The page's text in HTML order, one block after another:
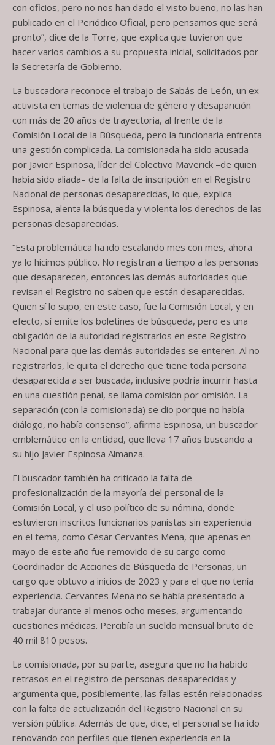
con oficios, pero no nos han dado el visto bueno, no las han
publicado en el Periódico Oficial, pero pensamos que será
pronto”, dice de la Torre, que explica que tuvieron que
hacer varios cambios a su propuesta inicial, solicitados por
la Secretaría de Gobierno.
La buscadora reconoce el trabajo de Sabás de León, un ex
activista en temas de violencia de género y desaparición
con más de 20 años de trayectoria, al frente de la
Comisión Local de la Búsqueda, pero la funcionaria enfrenta
una gestión complicada. La comisionada ha sido acusada
por Javier Espinosa, líder del Colectivo Maverick –de quien
había sido aliada– de la falta de inscripción en el Registro
Nacional de personas desaparecidas, lo que, explica
Espinosa, alenta la búsqueda y violenta los derechos de las
personas desaparecidas.
“Esta problemática ha ido escalando mes con mes, ahora
ya lo hicimos público. No registran a tiempo a las personas
que desaparecen, entonces las demás autoridades que
revisan el Registro no saben que están desaparecidas.
Quien sí lo supo, en este caso, fue la Comisión Local, y en
efecto, sí emite los boletines de búsqueda, pero es una
obligación de la autoridad registrarlos en este Registro
Nacional para que las demás autoridades se enteren. Al no
registrarlos, le quita el derecho que tiene toda persona
desaparecida a ser buscada, inclusive podría incurrir hasta
en una cuestión penal, se llama comisión por omisión. La
separación (con la comisionada) se dio porque no había
diálogo, no había consenso”, afirma Espinosa, un buscador
emblemático en la entidad, que lleva 17 años buscando a
su hijo Javier Espinosa Almanza.
El buscador también ha criticado la falta de
profesionalización de la mayoría del personal de la
Comisión Local, y el uso político de su nómina, donde
estuvieron inscritos funcionarios panistas sin experiencia
en el tema, como César Cervantes Mena, que apenas en
mayo de este año fue removido de su cargo como
Coordinador de Acciones de Búsqueda de Personas, un
cargo que obtuvo a inicios de 2023 y para el que no tenía
experiencia. Cervantes Mena no se había presentado a
trabajar durante al menos ocho meses, argumentando
cuestiones médicas. Percibía un sueldo mensual bruto de
40 mil 810 pesos.
La comisionada, por su parte, asegura que no ha habido
retrasos en el registro de personas desaparecidas y
argumenta que, posiblemente, las fallas estén relacionadas
con la falta de actualización del Registro Nacional en su
versión pública. Además de que, dice, el personal se ha ido
renovando con perfiles que tienen experiencia en la